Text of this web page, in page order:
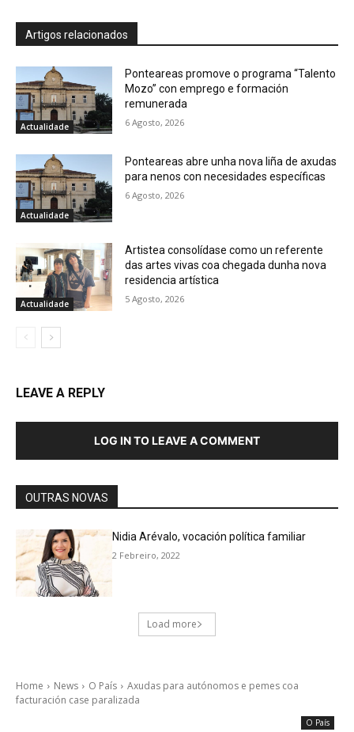
Artigos relacionados
Actualidade
Ponteareas promove o programa “Talento
Mozo” con emprego e formación
remunerada
6 Agosto, 2026
Actualidade
Ponteareas abre unha nova liña de axudas
para nenos con necesidades específicas
6 Agosto, 2026
Actualidade
Artistea consolídase como un referente
das artes vivas coa chegada dunha nova
residencia artística
5 Agosto, 2026
LEAVE A REPLY
LOG IN TO LEAVE A COMMENT
OUTRAS NOVAS
Nidia Arévalo, vocación política familiar
2 Febreiro, 2022
Load more